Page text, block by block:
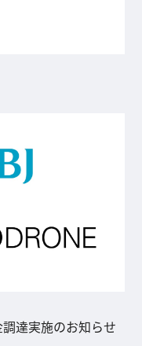
達実施のお知らせ